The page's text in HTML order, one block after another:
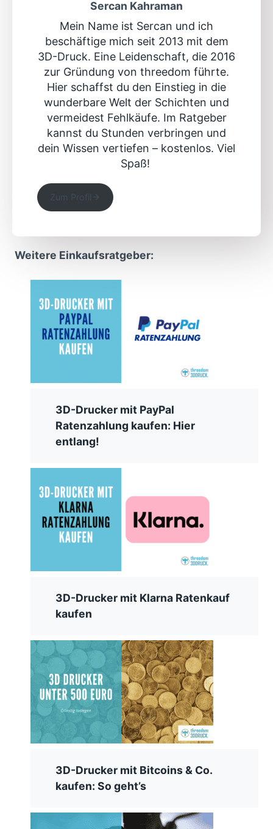
Sercan Kahraman
Mein Name ist Sercan und ich
beschäftige mich seit 2013 mit dem
3D-Druck. Eine Leidenschaft, die 2016
zur Gründung von threedom führte.
Hier schaffst du den Einstieg in die
wunderbare Welt der Schichten und
vermeidest Fehlkäufe. Im Ratgeber
kannst du Stunden verbringen und
dein Wissen vertiefen – kostenlos. Viel
Spaß!
Zum Profil
Weitere Einkaufsratgeber:
3D-Drucker mit PayPal
Ratenzahlung kaufen: Hier
entlang!
3D-Drucker mit Klarna Ratenkauf
kaufen
3D-Drucker mit Bitcoins & Co.
kaufen: So geht’s